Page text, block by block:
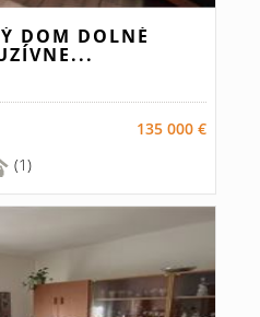
DOM DOLNÉ
135 000 €
(1)